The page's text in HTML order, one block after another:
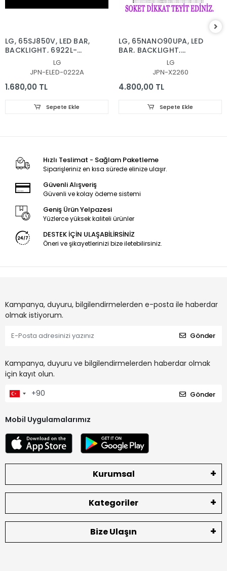
LG, 65SJ850V, LED BAR,
BACKLIGHT, 6922L-
0222A, 6916L2879A,
6916L2873A, 65'' V17
AS1 2879, 2873
LG
JPN-ELED-0222A
1.680,00 TL
Sepete Ekle
LG, 65NANO90UPA, LED
BAR, BACKLIGHT,
LG
JPN-X2260
4.800,00 TL
Sepete Ekle
Hızlı Teslimat - Sağlam Paketleme
Siparişleriniz en kısa sürede elinize ulaşır.
Güvenli Alışveriş
Güvenli ve kolay ödeme sistemi
Geniş Ürün Yelpazesi
Yüzlerce yüksek kaliteli ürünler
DESTEK İÇİN ULAŞABİLİRSİNİZ
Öneri ve şikayetlerinizi bize iletebilirsiniz.
Kampanya, duyuru, bilgilendirmelerden e-posta ile haberdar
olmak istiyorum.
Gönder
Kampanya, duyuru ve bilgilendirmelerden haberdar olmak
için kayıt olun.
Gönder
Mobil Uygulamalarımız
Kurumsal
Kategoriler
Bize Ulaşın